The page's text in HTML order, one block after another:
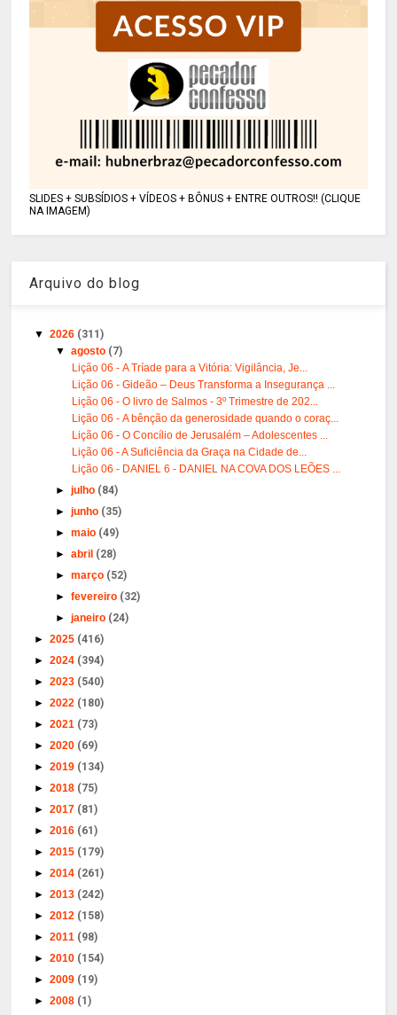
SLIDES + SUBSÍDIOS + VÍDEOS + BÔNUS + ENTRE OUTROS!! (CLIQUE
NA IMAGEM)
Arquivo do blog
▼2026 (311)
▼agosto (7)
Lição 06 - A Tríade para a Vitória: Vigilância, Je...
Lição 06 - Gideão – Deus Transforma a Insegurança ...
Lição 06 - O livro de Salmos - 3º Trimestre de 202...
Lição 06 - A bênção da generosidade quando o coraç...
Lição 06 - O Concílio de Jerusalém – Adolescentes ...
Lição 06 - A Suficiência da Graça na Cidade de...
Lição 06 - DANIEL 6 - DANIEL NA COVA DOS LEÕES ...
►julho (84)
►junho (35)
►maio (49)
►abril (28)
►março (52)
►fevereiro (32)
►janeiro (24)
►2025 (416)
►2024 (394)
►2023 (540)
►2022 (180)
►2021 (73)
►2020 (69)
►2019 (134)
►2018 (75)
►2017 (81)
►2016 (61)
►2015 (179)
►2014 (261)
►2013 (242)
►2012 (158)
►2011 (98)
►2010 (154)
►2009 (19)
►2008 (1)